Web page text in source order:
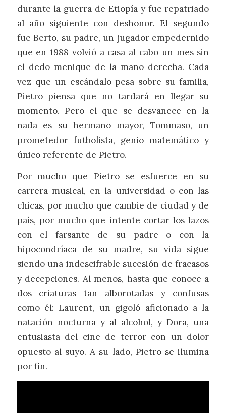
durante la guerra de Etiopía y fue repatriado
al año siguiente con deshonor. El segundo
fue Berto, su padre, un jugador empedernido
que en 1988 volvió a casa al cabo un mes sin
el dedo meñique de la mano derecha. Cada
vez que un escándalo pesa sobre su familia,
Pietro piensa que no tardará en llegar su
momento. Pero el que se desvanece en la
nada es su hermano mayor, Tommaso, un
prometedor futbolista, genio matemático y
único referente de Pietro.
Por mucho que Pietro se esfuerce en su
carrera musical, en la universidad o con las
chicas, por mucho que cambie de ciudad y de
país, por mucho que intente cortar los lazos
con el farsante de su padre o con la
hipocondríaca de su madre, su vida sigue
siendo una indescifrable sucesión de fracasos
y decepciones. Al menos, hasta que conoce a
dos criaturas tan alborotadas y confusas
como él: Laurent, un gigoló aficionado a la
natación nocturna y al alcohol, y Dora, una
entusiasta del cine de terror con un dolor
opuesto al suyo. A su lado, Pietro se ilumina
por fin.